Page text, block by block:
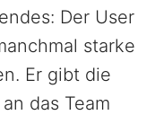
Der User
starke
Er gibt die
das Team